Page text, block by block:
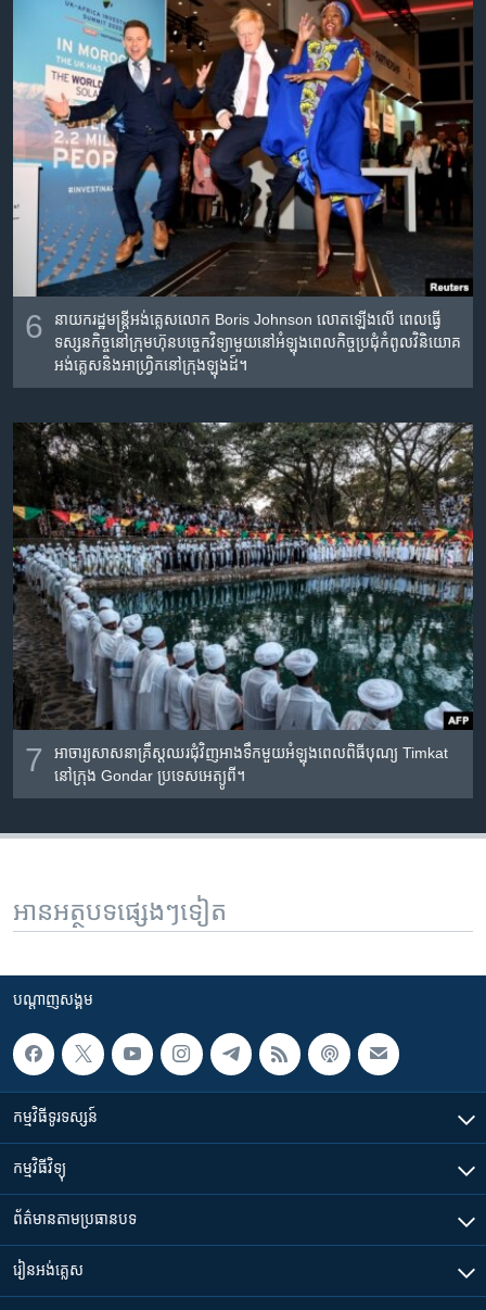
6
នាយករដ្ឋមន្រ្តីអង់គ្លេសលោក Boris Johnson លោតឡើងលើ ពេលធ្វើ
ទស្សនកិច្ចនៅក្រុមហ៊ុនបច្ចេកវិទ្យាមួយនៅអំឡុងពេលកិច្ចប្រជុំកំពូលវិនិយោគ
អង់គ្លេសនិងអាហ្វ្រិកនៅក្រុងឡុងដ៍។
7
អាចារ្យសាសនាគ្រឹស្តឈរជុំវិញអាងទឹកមួយអំឡុងពេលពិធីបុណ្យ Timkat
នៅក្រុង Gondar ប្រទេសអេត្យូពី។
អានអត្ថបទផ្សេងៗទៀត
បណ្តាញ​សង្គម
កម្មវិធី​ទូរទស្សន៍
កម្មវិធី​វិទ្យុ
ព័ត៌មាន​តាមប្រធានបទ​
រៀន​​អង់គ្លេស